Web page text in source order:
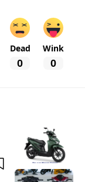
Dead
0
Wink
0